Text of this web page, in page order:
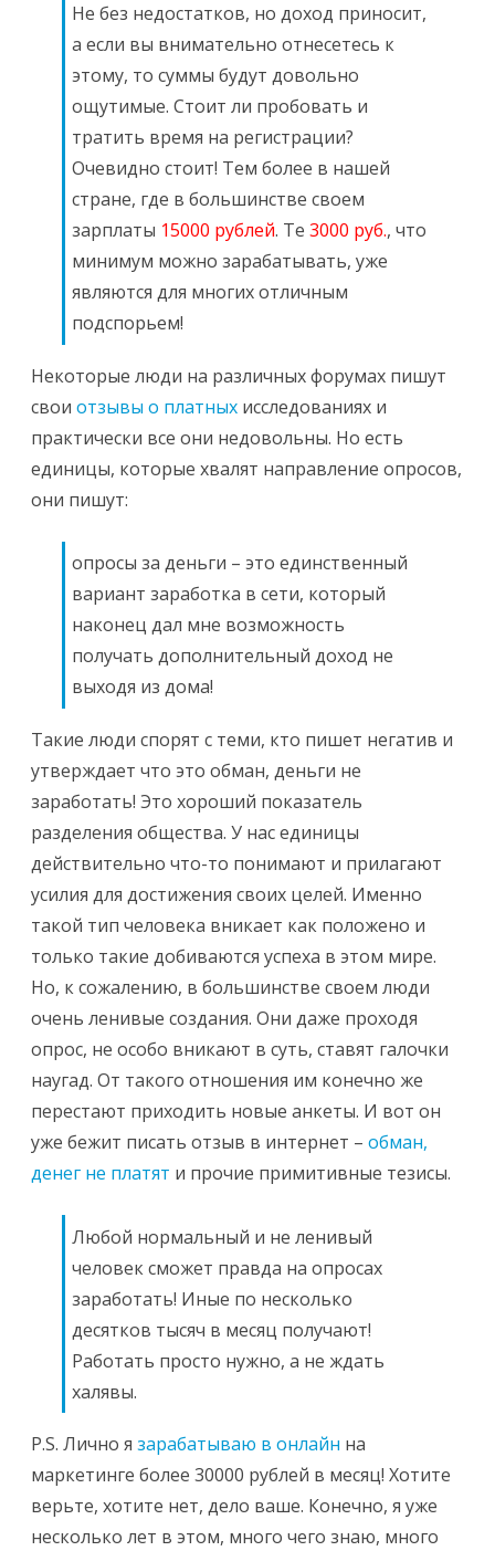
Не без недостатков, но доход приносит,
а если вы внимательно отнесетесь к
этому, то суммы будут довольно
ощутимые. Стоит ли пробовать и
тратить время на регистрации?
Очевидно стоит! Тем более в нашей
стране, где в большинстве своем
зарплаты 15000 рублей. Те 3000 руб., что
минимум можно зарабатывать, уже
являются для многих отличным
подспорьем!
Некоторые люди на различных форумах пишут
свои отзывы о платных исследованиях и
практически все они недовольны. Но есть
единицы, которые хвалят направление опросов,
они пишут:
опросы за деньги – это единственный
вариант заработка в сети, который
наконец дал мне возможность
получать дополнительный доход не
выходя из дома!
Такие люди спорят с теми, кто пишет негатив и
утверждает что это обман, деньги не
заработать! Это хороший показатель
разделения общества. У нас единицы
действительно что-то понимают и прилагают
усилия для достижения своих целей. Именно
такой тип человека вникает как положено и
только такие добиваются успеха в этом мире.
Но, к сожалению, в большинстве своем люди
очень ленивые создания. Они даже проходя
опрос, не особо вникают в суть, ставят галочки
наугад. От такого отношения им конечно же
перестают приходить новые анкеты. И вот он
уже бежит писать отзыв в интернет – обман,
денег не платят и прочие примитивные тезисы.
Любой нормальный и не ленивый
человек сможет правда на опросах
заработать! Иные по несколько
десятков тысяч в месяц получают!
Работать просто нужно, а не ждать
халявы.
P.S. Лично я зарабатываю в онлайн на
маркетинге более 30000 рублей в месяц! Хотите
верьте, хотите нет, дело ваше. Конечно, я уже
несколько лет в этом, много чего знаю, много